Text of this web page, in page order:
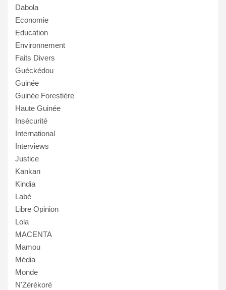
Dabola
Economie
Education
Environnement
Faits Divers
Guéckédou
Guinée
Guinée Forestière
Haute Guinée
Insécurité
International
Interviews
Justice
Kankan
Kindia
Labé
Libre Opinion
Lola
MACENTA
Mamou
Média
Monde
N'Zérékoré